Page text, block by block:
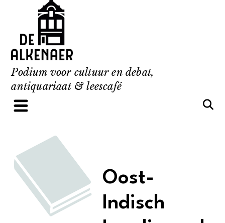
content
Podium voor cultuur en debat,
antiquariaat & leescafé
Oost-
Indisch